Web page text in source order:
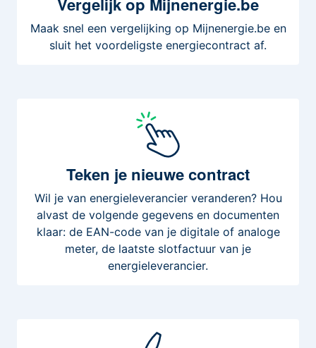
Maak snel een vergelijking op Mijnenergie.be en
sluit het voordeligste energiecontract af.
Teken je nieuwe contract
Wil je van energieleverancier veranderen? Hou
alvast de volgende gegevens en documenten
klaar: de EAN-code van je digitale of analoge
meter, de laatste slotfactuur van je
energieleverancier.